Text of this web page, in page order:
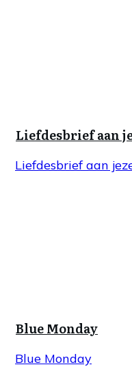
Liefdesbrief aan
Liefdesbrief aan
Blue Monday
Blue Monday